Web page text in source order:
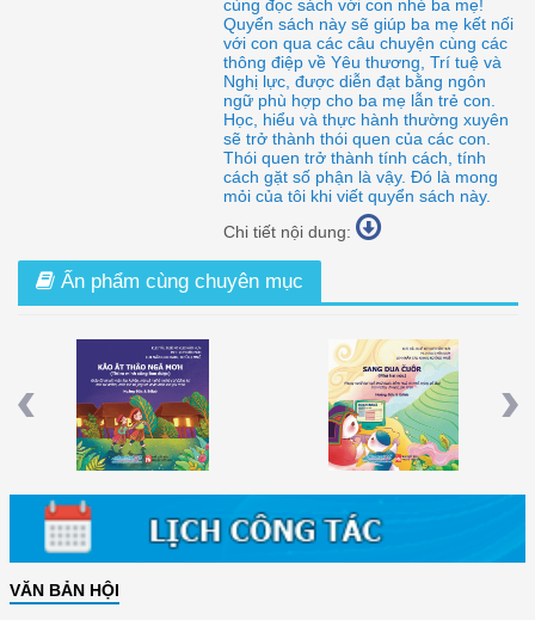
cùng đọc sách với con nhé ba mẹ!
Quyển sách này sẽ giúp ba mẹ kết nối
với con qua các câu chuyện cùng các
thông điệp về Yêu thương, Trí tuệ và
Nghị lực, được diễn đạt bằng ngôn
ngữ phù hợp cho ba mẹ lẫn trẻ con.
Học, hiểu và thực hành thường xuyên
sẽ trở thành thói quen của các con.
Thói quen trở thành tính cách, tính
cách gặt số phận là vậy. Đó là mong
mỏi của tôi khi viết quyển sách này.
Chi tiết nội dung:
Ấn phẩm cùng chuyên mục
Previous
Thì Ra Mình Cũng Làm Được (Tiếng
Ê Đê)
Nhà Hai Nóc (Tiếng Ê Đê)
VĂN BẢN HỘI